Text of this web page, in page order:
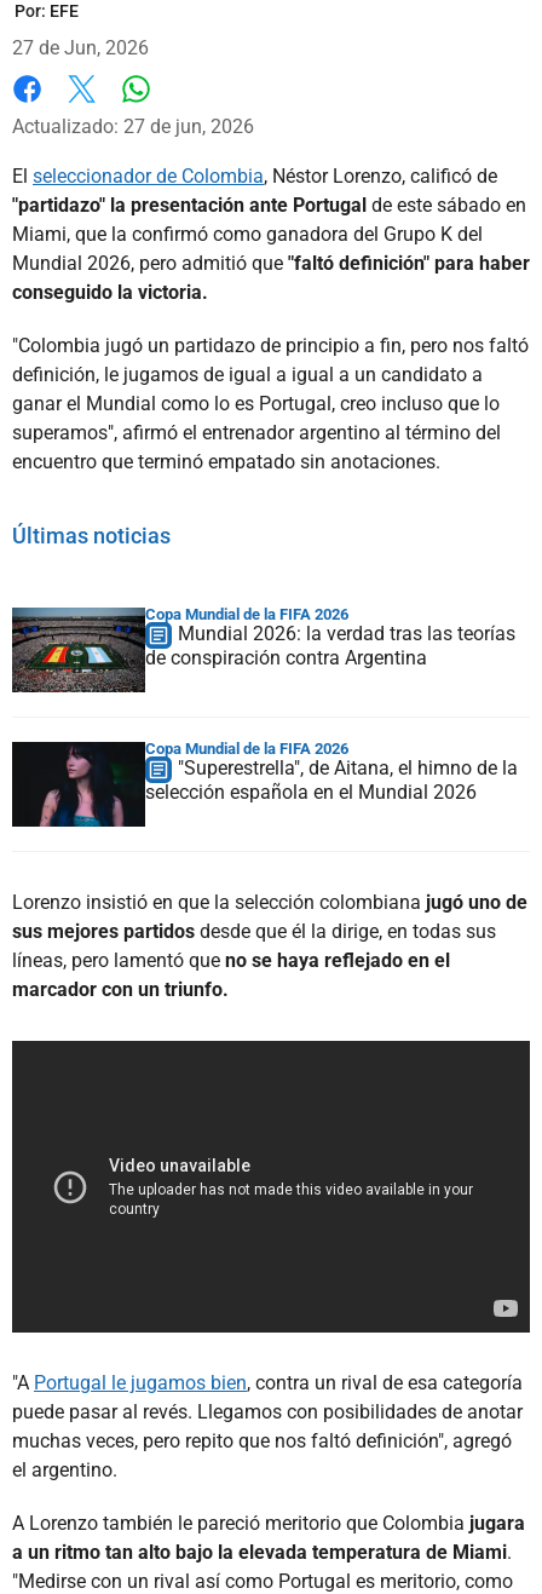
Por: EFE
27 de Jun, 2026
Facebook
X Whatsapp
Actualizado: 27 de jun, 2026
El seleccionador de Colombia, Néstor Lorenzo, calificó de
"partidazo" la presentación ante Portugal de este sábado en
Miami, que la confirmó como ganadora del Grupo K del
Mundial 2026, pero admitió que "faltó definición" para haber
conseguido la victoria.
"Colombia jugó un partidazo de principio a fin, pero nos faltó
definición, le jugamos de igual a igual a un candidato a
ganar el Mundial como lo es Portugal, creo incluso que lo
superamos", afirmó el entrenador argentino al término del
encuentro que terminó empatado sin anotaciones.
Últimas noticias
Copa Mundial de la FIFA 2026
Mundial 2026: la verdad tras las teorías
de conspiración contra Argentina
Copa Mundial de la FIFA 2026
"Superestrella", de Aitana, el himno de la
selección española en el Mundial 2026
Lorenzo insistió en que la selección colombiana jugó uno de
sus mejores partidos desde que él la dirige, en todas sus
líneas, pero lamentó que no se haya reflejado en el
marcador con un triunfo.
"A Portugal le jugamos bien, contra un rival de esa categoría
puede pasar al revés. Llegamos con posibilidades de anotar
muchas veces, pero repito que nos faltó definición", agregó
el argentino.
A Lorenzo también le pareció meritorio que Colombia jugara
a un ritmo tan alto bajo la elevada temperatura de Miami.
"Medirse con un rival así como Portugal es meritorio, como